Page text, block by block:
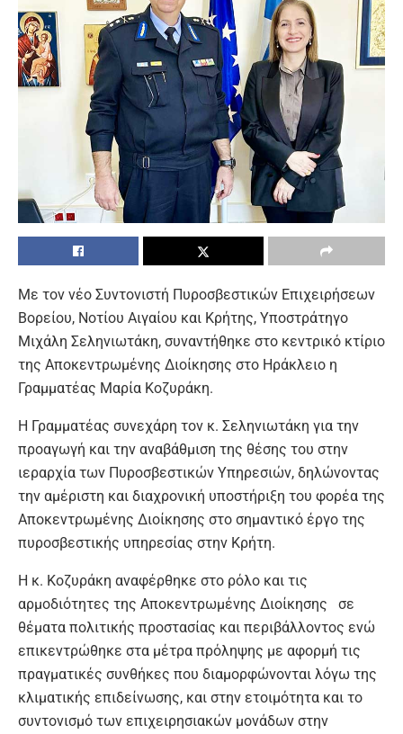
Με τον νέο Συντονιστή Πυροσβεστικών Επιχειρήσεων
Βορείου, Νοτίου Αιγαίου και Κρήτης, Υποστράτηγο
Μιχάλη Σεληνιωτάκη, συναντήθηκε στο κεντρικό κτίριο
της Αποκεντρωμένης Διοίκησης στο Ηράκλειο η
Γραμματέας Μαρία Κοζυράκη.
Η Γραμματέας συνεχάρη τον κ. Σεληνιωτάκη για την
προαγωγή και την αναβάθμιση της θέσης του στην
ιεραρχία των Πυροσβεστικών Υπηρεσιών, δηλώνοντας
την αμέριστη και διαχρονική υποστήριξη του φορέα της
Αποκεντρωμένης Διοίκησης στο σημαντικό έργο της
πυροσβεστικής υπηρεσίας στην Κρήτη.
Η κ. Κοζυράκη αναφέρθηκε στο ρόλο και τις
αρμοδιότητες της Αποκεντρωμένης Διοίκησης σε
θέματα πολιτικής προστασίας και περιβάλλοντος ενώ
επικεντρώθηκε στα μέτρα πρόληψης με αφορμή τις
πραγματικές συνθήκες που διαμορφώνονται λόγω της
κλιματικής επιδείνωσης, και στην ετοιμότητα και το
συντονισμό των επιχειρησιακών μονάδων στην